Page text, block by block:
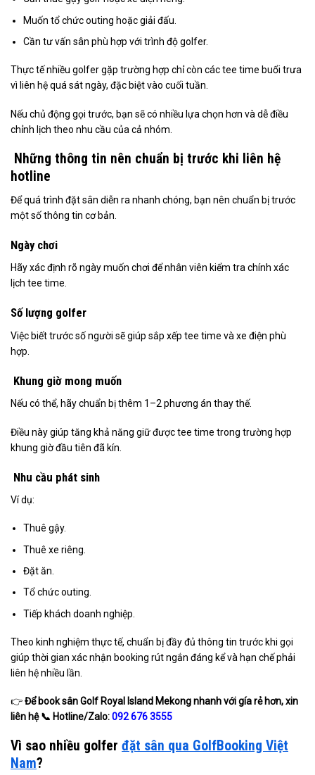
Muốn tổ chức outing hoặc giải đấu.
Cần tư vấn sân phù hợp với trình độ golfer.
Thực tế nhiều golfer gặp trường hợp chỉ còn các tee time buổi trưa
vì liên hệ quá sát ngày, đặc biệt vào cuối tuần.
Nếu chủ động gọi trước, bạn sẽ có nhiều lựa chọn hơn và dễ điều
chỉnh lịch theo nhu cầu của cả nhóm.
Những thông tin nên chuẩn bị trước khi liên hệ
hotline
Để quá trình đặt sân diễn ra nhanh chóng, bạn nên chuẩn bị trước
một số thông tin cơ bản.
Ngày chơi
Hãy xác định rõ ngày muốn chơi để nhân viên kiểm tra chính xác
lịch tee time.
Số lượng golfer
Việc biết trước số người sẽ giúp sắp xếp tee time và xe điện phù
hợp.
Khung giờ mong muốn
Nếu có thể, hãy chuẩn bị thêm 1–2 phương án thay thế.
Điều này giúp tăng khả năng giữ được tee time trong trường hợp
khung giờ đầu tiên đã kín.
Nhu cầu phát sinh
Ví dụ:
Thuê gậy.
Thuê xe riêng.
Đặt ăn.
Tổ chức outing.
Tiếp khách doanh nghiệp.
Theo kinh nghiệm thực tế, chuẩn bị đầy đủ thông tin trước khi gọi
giúp thời gian xác nhận booking rút ngắn đáng kể và hạn chế phải
liên hệ nhiều lần.
👉Để book sân Golf Royal Island Mekong nhanh với gía rẻ hơn, xin
liên hệ📞 Hotline/Zalo:092 676 3555
Vì sao nhiều golfer đặt sân qua GolfBooking Việt
Nam?